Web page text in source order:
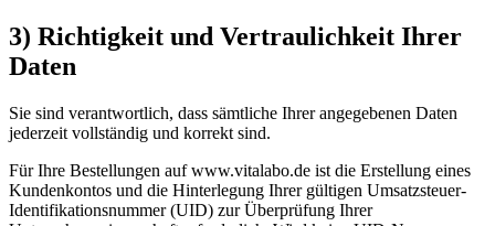
3) Richtigkeit und Vertraulichkeit Ihrer
Daten
Sie sind verantwortlich, dass sämtliche Ihrer angegebenen Daten
jederzeit vollständig und korrekt sind.
Für Ihre Bestellungen auf www.vitalabo.de ist die Erstellung eines
Kundenkontos und die Hinterlegung Ihrer gültigen Umsatzsteuer-
Identifikationsnummer (UID) zur Überprüfung Ihrer